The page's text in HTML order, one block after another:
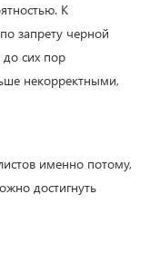
К
запрету черной
сих пор
некорректными,
именно потому,
достигнуть